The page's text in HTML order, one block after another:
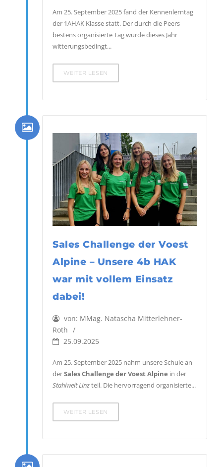
Am 25. September 2025 fand der Kennenlerntag
der 1AHAK Klasse statt. Der durch die Peers
bestens organisierte Tag wurde dieses Jahr
witterungsbedingt...
WEITER LESEN
Sales Challenge der Voest
Alpine – Unsere 4b HAK
war mit vollem Einsatz
dabei!
von: MMag. Natascha Mitterlehner-
Roth
25.09.2025
Am 25. September 2025 nahm unsere Schule an
derSales Challenge der Voest Alpine in der
Stahlwelt Linzteil. Die hervorragend organisierte...
WEITER LESEN